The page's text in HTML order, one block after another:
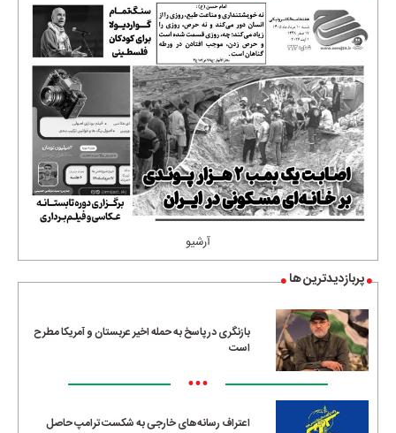
آرشیو
پربازدیدترین ها
بازنگری در پاسخ به حمله اخیر عربستان و آمریکا مطرح
است
•••
اعتراف رسانه‌های خارجی به شکست ترامپ حاصل